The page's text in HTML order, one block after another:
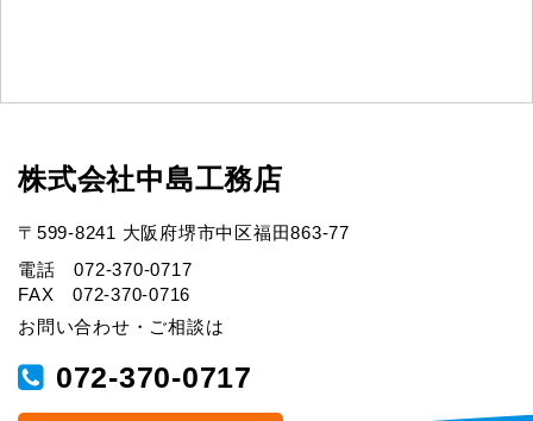
株式会社中島工務店
〒599-8241 大阪府堺市中区福田863-77
電話 072-370-0717
FAX 072-370-0716
お問い合わせ・ご相談は
072-370-0717